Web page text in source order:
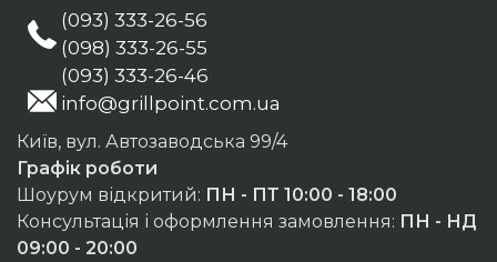
(093) 333-26-56
(098) 333-26-55
(093) 333-26-46
info@grillpoint.com.ua
Київ, вул. Автозаводська 99/4
Графік роботи
Шоурум відкритий: ПН - ПТ 10:00 - 18:00
Консультація і оформлення замовлення: ПН - НД
09:00 - 20:00